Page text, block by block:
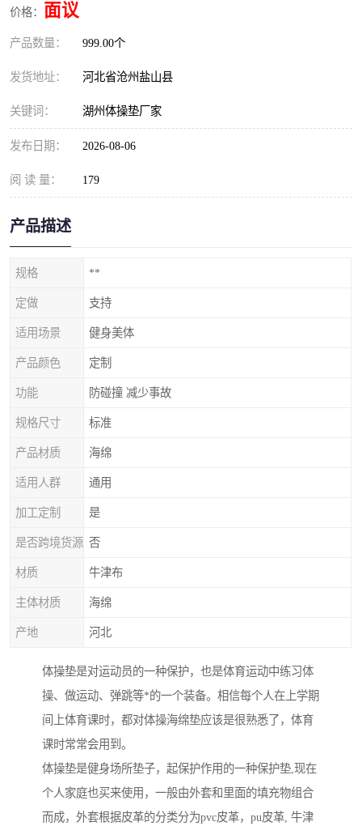
价格： 面议
产品数量： 999.00个
发货地址： 河北省沧州盐山县
关键词： 湖州体操垫厂家
发布日期： 2026-08-06
阅 读 量： 179
产品描述
规格 **
定做 支持
适用场景 健身美体
产品颜色 定制
功能 防碰撞 减少事故
规格尺寸 标准
产品材质 海绵
适用人群 通用
加工定制 是
是否跨境货源 否
材质 牛津布
主体材质 海绵
产地 河北
体操垫是对运动员的一种保护，也是体育运动中练习体
操、做运动、弹跳等*的一个装备。相信每个人在上学期
间上体育课时，都对体操海绵垫应该是很熟悉了，体育
课时常常会用到。
体操垫是健身场所垫子，起保护作用的一种保护垫,现在
个人家庭也买来使用，一般由外套和里面的填充物组合
而成，外套根据皮革的分类分为pvc皮革，pu皮革, 牛津